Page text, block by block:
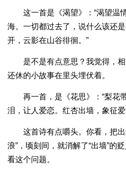
这一首是《渴望》：“渴望温
海。一切都过去了，说什么该还
开，云影在山谷徘徊。”
是不是有点意思？我觉得，相
还休的小故事在里头埋伏着。
再一首，是《花思》：“梨花
泪，让人爱恋。红杏出墙，象征
这首诗有点嚼头。你看，把出
浪”，顷刻间，就消解了“出墙”的
看这个问题。